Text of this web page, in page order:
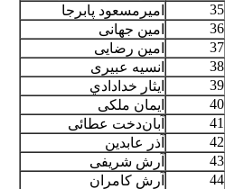
35
امیرمسعود پابرجا
36
امین جهانی
37
امین رضایی
38
انسیه عبیری
39
ايثار خدادادي
40
ایمان ملکی
41
آبان‌دخت عطائی
42
آذر عابدين
43
آرش شریفی
44
آرش کامران